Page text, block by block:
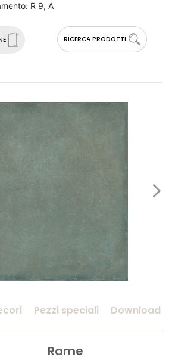
RICERCA PRODOTTI
R 9, A
Pezzi speciali Download
Rame